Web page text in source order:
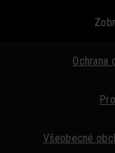
Ochrana
Všeobecné